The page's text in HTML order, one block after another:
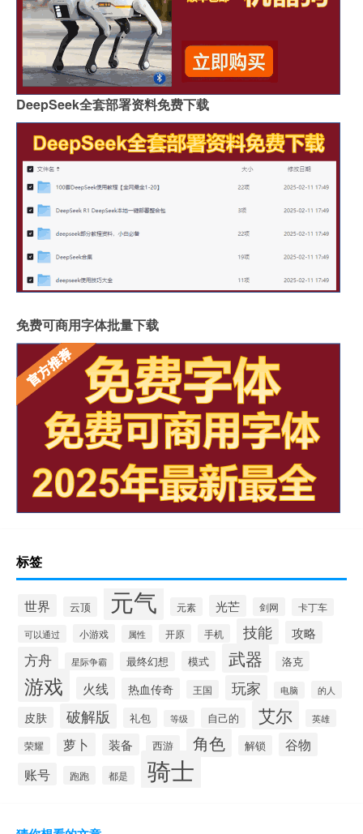
DeepSeek全套部署资料免费下载
免费可商用字体批量下载
标签
世界 云顶 元气 元素 光芒 剑网 卡丁车
可以通过 小游戏 属性 开原 手机 技能 攻略
方舟 星际争霸 最终幻想 模式 武器 洛克
游戏 火线 热血传奇 王国 玩家 电脑 的人
皮肤 破解版 礼包 等级 自己的 艾尔 英雄
荣耀 萝卜 装备 西游 角色 解锁 谷物
账号 跑跑 都是 骑士